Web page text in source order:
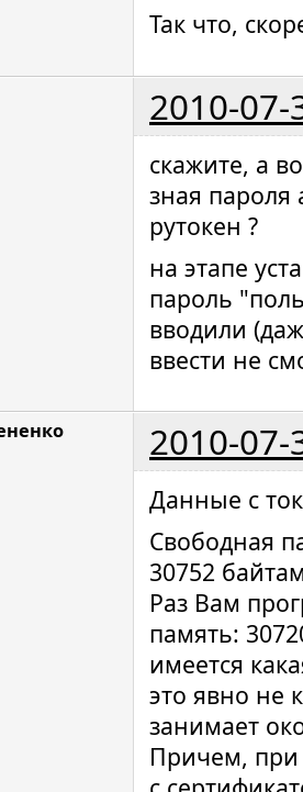
Так что,
2010-07-
скажите, а
зная пароля
рутокен ?
на этапе
пароль
вводили
ввести не
2010-07-
Данные с
Свободная
30752
Раз Вам
память:
имеется
это явно не
занимает
Причем, при